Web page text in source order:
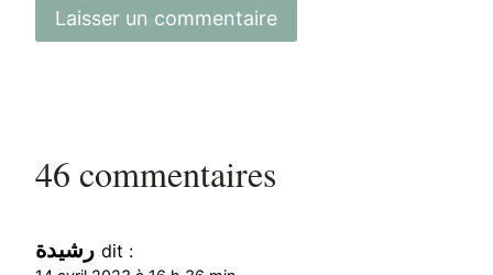
46 commentaires
رشيدة dit :